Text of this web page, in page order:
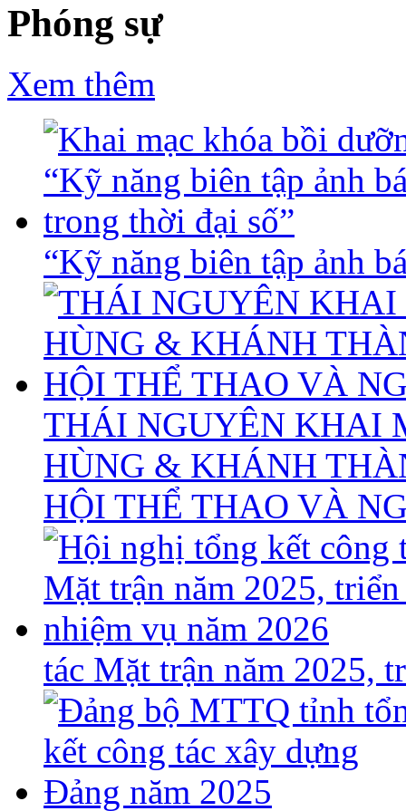
Phóng sự
Xem thêm
“Kỹ năng biên tập ảnh
THÁI NGUYÊN KHAI
HÙNG & KHÁNH
HỘI THỂ THAO VÀ
tác Mặt trận năm 2025,